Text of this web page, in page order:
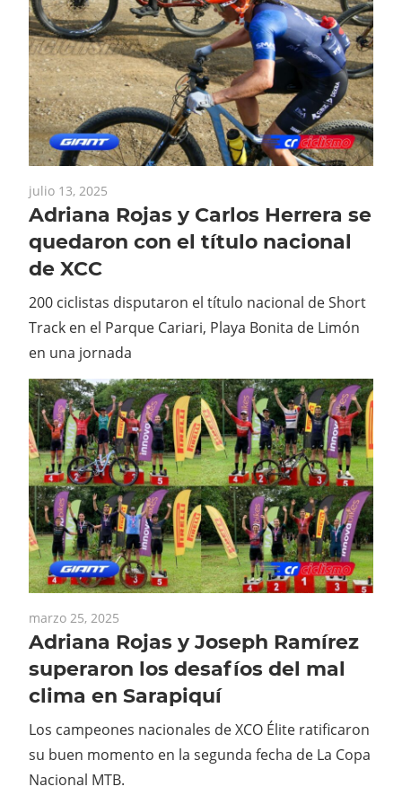
julio 13, 2025
Adriana Rojas y Carlos Herrera se
quedaron con el título nacional
de XCC
200 ciclistas disputaron el título nacional de Short
Track en el Parque Cariari, Playa Bonita de Limón
en una jornada
marzo 25, 2025
Adriana Rojas y Joseph Ramírez
superaron los desafíos del mal
clima en Sarapiquí
Los campeones nacionales de XCO Élite ratificaron
su buen momento en la segunda fecha de La Copa
Nacional MTB.